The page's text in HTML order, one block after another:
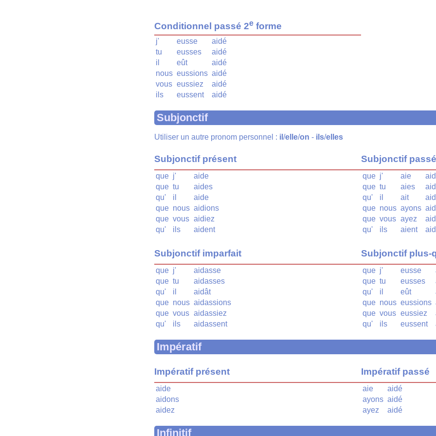
Conditionnel passé 2e forme
j' eusse
aidé
tu
eusses
aidé
il
eût
aidé
nous eussions aidé
vous eussiez
aidé
ils
eussent aidé
Subjonctif
Utiliser un autre pronom personnel : il /elle/on - ils/elles
Subjonctif présent
que j'
aide
que tu
aides
qu'
il
aide
que nous aidions
que vous aidiez
qu'
ils aident
Subjonctif imparfait
que j'
aidasse
que tu
aidasses
qu'
il
aidât
que nous aidassions
que vous aidassiez
qu'
ils aidassent
Subjonctif passé
que j' aie
que tu aies
qu'
il ait
que nous ayons
que vous ayez
qu'
ils aient
Subjonctif plus-
que j' eusse
que tu eusses
qu'
il eût
que nous eussions
que vous eussiez
qu'
ils eussent
Impératif
Impératif présent
aide
aidons
aidez
Impératif passé
aie
aidé
ayons aidé
ayez
aidé
Infinitif